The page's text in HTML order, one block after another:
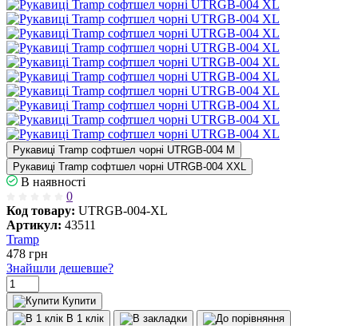
Рукавиці Tramp софтшел чорні UTRGB-004 M
Рукавиці Tramp софтшел чорні UTRGB-004 XXL
В наявності
0
Код товару: UTRGB-004-XL
Артикул: 43511
Tramp
478 грн
Знайшли дешевше?
Купити
В 1 клік